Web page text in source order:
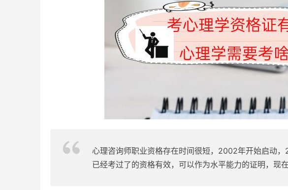
心理咨询师职业资格存在时间很短，2002年开始启动，
已经考过了的资格有效，可以作为水平能力的证明，现